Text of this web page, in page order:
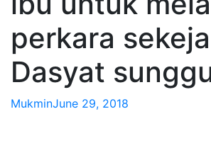
perkara
Dasyat
MukminJune 29, 2018